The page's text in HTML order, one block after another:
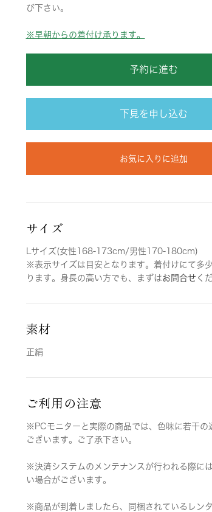
び下さい。
※早朝からの着付け承ります。
予約に進む
下見を申し込む
お気に入りに追加
サイズ
Lサイズ(女性168-173cm/男性170-180cm)
※表示サイズは目安となります。着付けにて多
ります。身長の高い方でも、まずはお問合せ く
素材
正絹
ご利用の注意
※PCモニターと実際の商品では、色味に若干の
ございます。ご了承下さい。
※決済システムのメンテナンスが行われる際に
い場合がございます。
※商品が到着しましたら、同梱されているレン